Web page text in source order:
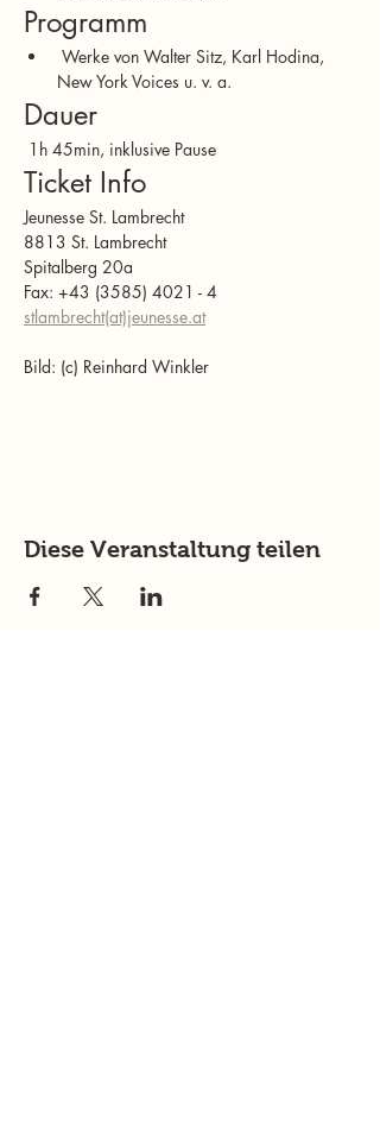
Programm
Werke von Walter Sitz, Karl Hodina,
New York Voices u. v. a.
Dauer
1h 45min, inklusive Pause
Ticket Info
Jeunesse St. Lambrecht
8813 St. Lambrecht
Spitalberg 20a
Fax: +43 (3585) 4021 - 4
stlambrecht(at)jeunesse.at
Bild: (c) Reinhard Winkler
Diese Veranstaltung teilen